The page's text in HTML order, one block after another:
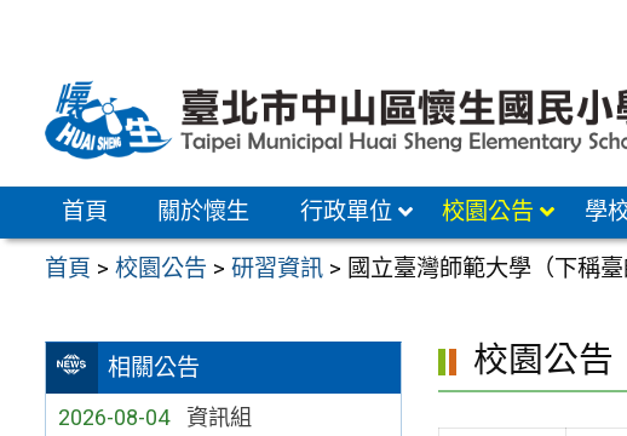
區
首頁 關於懷生 行政單位 校園公告 學
首頁 >校園公告 >研習資訊 > 國立臺灣師範大學（下稱
相關公告
2026-08-04 資訊組
校園公告